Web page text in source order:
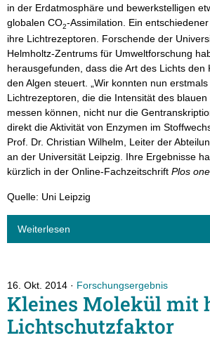
in der Erdatmosphäre und bewerkstelligen
globalen CO2-Assimilation. Ein
ihre Lichtrezeptoren. Forschende der
Helmholtz-Zentrums für Umweltforschung
herausgefunden, dass die Art des Lichts den
den Algen steuert. „Wir konnten nun
Lichtrezeptoren, die die Intensität des
messen können, nicht nur die
direkt die Aktivität von Enzymen im
Prof. Dr. Christian Wilhelm, Leiter der
an der Universität Leipzig. Ihre Ergebnisse
kürzlich in der Online-Fachzeitschrift Plos one
Quelle: Uni Leipzig
Weiterlesen
16. Okt. 2014 Forschungsergebnis
Kleines Molekül mit
Lichtschutzfaktor